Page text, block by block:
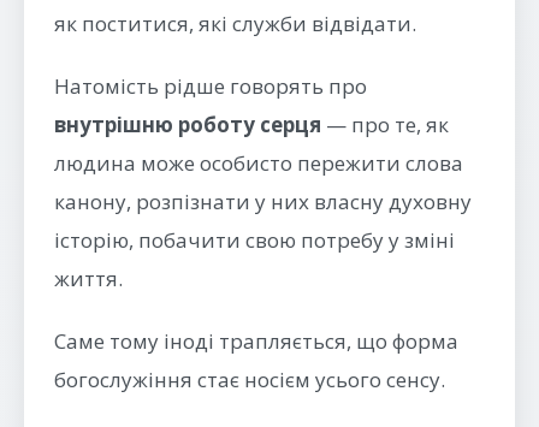
як поститися, які служби відвідати.
Натомість рідше говорять про
внутрішню роботу серця — про те, як
людина може особисто пережити слова
канону, розпізнати у них власну духовну
історію, побачити свою потребу у зміні
життя.
Саме тому іноді трапляється, що форма
богослужіння стає носієм усього сенсу.